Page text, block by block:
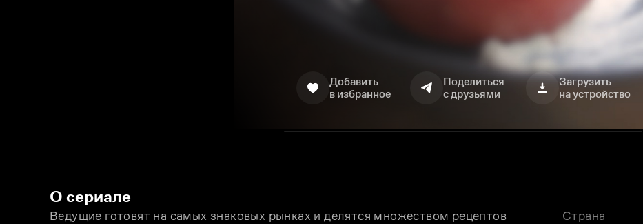
Добавить
в избранное
Поделиться
с друзьями
Загрузить
на устройство
О сериале
Ведущие готовят на самых знаковых рынках и делятся множеством рецептов
Страна